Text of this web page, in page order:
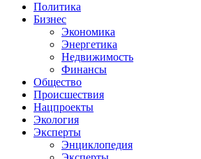
Политика
Бизнес
Экономика
Энергетика
Недвижимость
Финансы
Общество
Происшествия
Нацпроекты
Экология
Эксперты
Энциклопедия